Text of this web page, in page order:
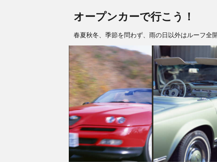
オープンカーで行こう！
春夏秋冬、季節を問わず、雨の日以外はルーフ全